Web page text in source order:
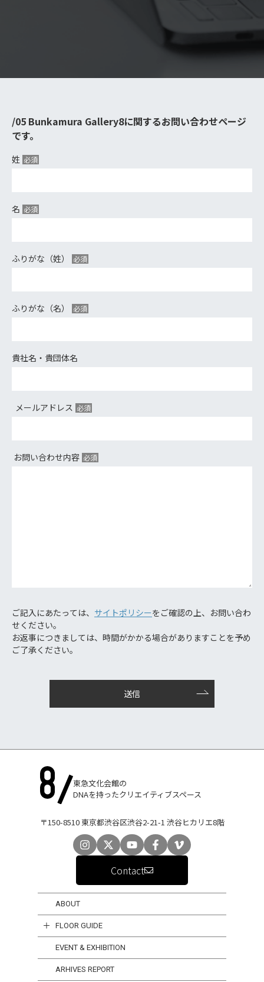
/05 Bunkamura Gallery8に関するお問い合わせページ
です。
姓
名
ふりがな（姓）
ふりがな（名）
貴社名・貴団体名
メールアドレス
お問い合わせ内容
ご記入にあたっては、 サイトポリシーをご確認の上、お問い合わ
せください。
お返事につきましては、時間がかかる場合がありますことを予め
ご了承ください。
東急文化会館の
DNAを持ったクリエイティブスペース
〒150-8510 東京都渋谷区渋谷2-21-1 渋谷ヒカリエ8階
Contact
ABOUT
FLOOR GUIDE
EVENT & EXHIBITION
ARHIVES REPORT